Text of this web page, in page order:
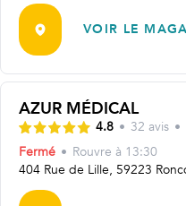
VOIR LE
AZUR MÉDICAL
4.8 • 32 avis •
Fermé • Rouvre à 13:30
404 Rue de Lille, 59223